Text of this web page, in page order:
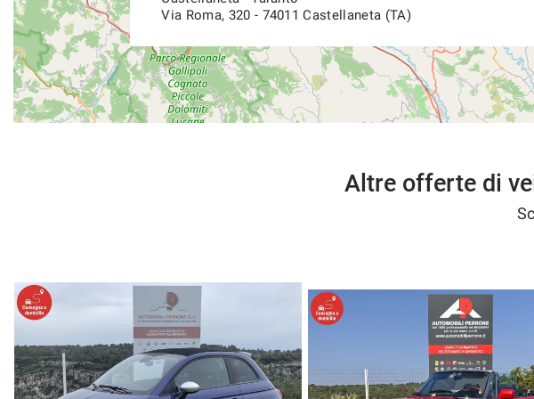
Via Roma, 320 - 74011 Castellaneta (TA)
Altre offerte di